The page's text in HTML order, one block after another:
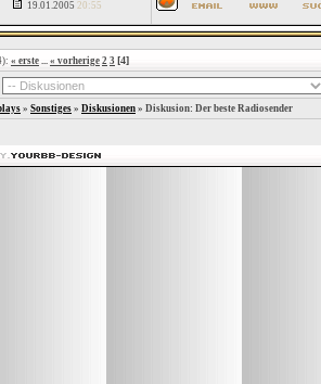
19.01.2005 20:55
« erste ... « vorherige 2 3 [4]
» Sonstiges » Diskusionen » Diskusion: Der beste Radiosender